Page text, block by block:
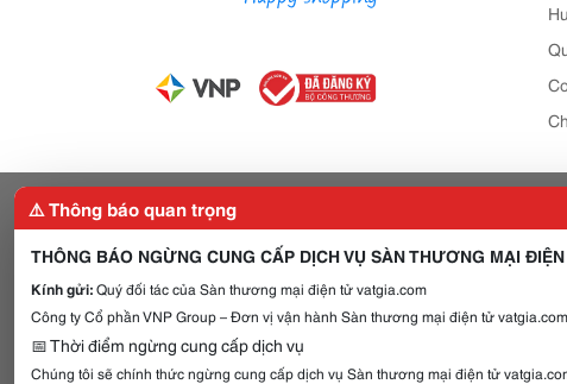
⚠️ Thông báo quan trọng
THÔNG BÁO NGỪNG CUNG CẤP DỊCH VỤ SÀN THƯƠNG MẠI
Kính gửi:Quý đối tác của Sàn thương mại điện tử vatgia.com
Công ty Cổ phần VNP Group – Đơn vị vận hành Sàn thương mại điện tử
📅 Thời điểm ngừng cung cấp dịch vụ
Chúng tôi sẽ chính thức ngừng cung cấp dịch vụ Sàn thương mại điện tử